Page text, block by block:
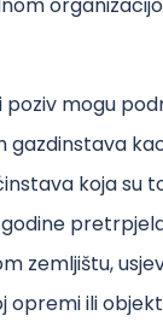
poziv mogu
gazdinstava
koja su
zemljištu,
opremi ili